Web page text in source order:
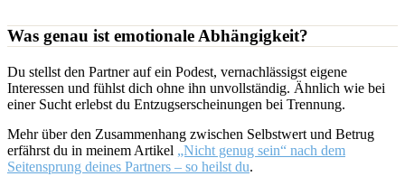
Was genau ist emotionale Abhängigkeit?
Du stellst den Partner auf ein Podest, vernachlässigst eigene
Interessen und fühlst dich ohne ihn unvollständig. Ähnlich wie bei
einer Sucht erlebst du Entzugserscheinungen bei Trennung.
Mehr über den Zusammenhang zwischen Selbstwert und Betrug
erfährst du in meinem Artikel „Nicht genug sein“ nach dem
Seitensprung deines Partners – so heilst du.